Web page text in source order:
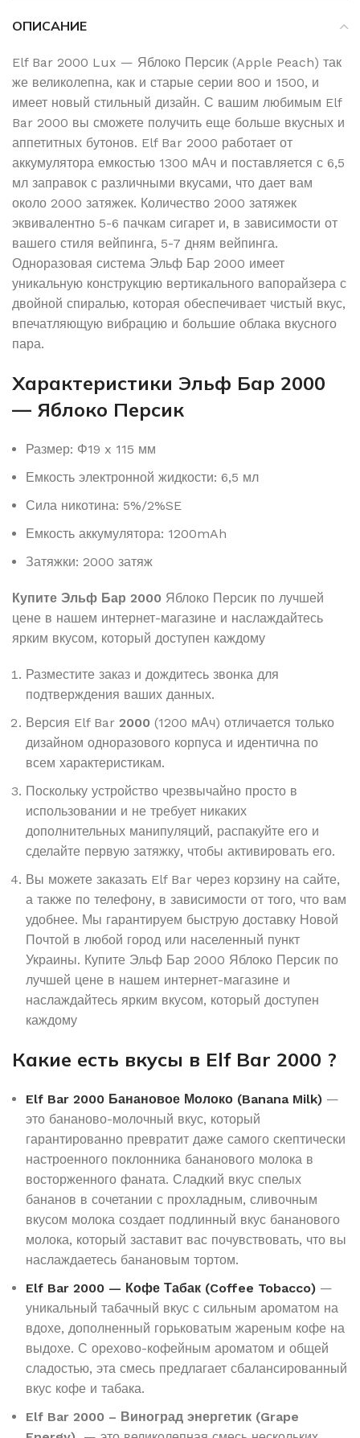
ОПИСАНИЕ
Elf Bar 2000 Lux — Яблоко Персик (Apple Peach) так
же великолепна, как и старые серии 800 и 1500, и
имеет новый стильный дизайн. С вашим любимым Elf
Bar 2000 вы сможете получить еще больше вкусных и
аппетитных бутонов. Elf Bar 2000 работает от
аккумулятора емкостью 1300 мАч и поставляется с 6,5
мл заправок с различными вкусами, что дает вам
около 2000 затяжек. Количество 2000 затяжек
эквивалентно 5-6 пачкам сигарет и, в зависимости от
вашего стиля вейпинга, 5-7 дням вейпинга.
Одноразовая система Эльф Бар 2000 имеет
уникальную конструкцию вертикального вапорайзера с
двойной спиралью, которая обеспечивает чистый вкус,
впечатляющую вибрацию и большие облака вкусного
пара.
Характеристики Эльф Бар 2000
— Яблоко Персик
Размер: Φ19 x 115 мм
Емкость электронной жидкости: 6,5 мл
Сила никотина: 5%/2%SE
Емкость аккумулятора: 1200mAh
Затяжки: 2000 затяж
Купите Эльф Бар 2000 Яблоко Персик по лучшей
цене в нашем интернет-магазине и наслаждайтесь
ярким вкусом, который доступен каждому
Разместите заказ и дождитесь звонка для
подтверждения ваших данных.
Версия Elf Bar 2000 (1200 мАч) отличается только
дизайном одноразового корпуса и идентична по
всем характеристикам.
Поскольку устройство чрезвычайно просто в
использовании и не требует никаких
дополнительных манипуляций, распакуйте его и
сделайте первую затяжку, чтобы активировать его.
Вы можете заказать Elf Bar через корзину на сайте,
а также по телефону, в зависимости от того, что вам
удобнее. Мы гарантируем быструю доставку Новой
Почтой в любой город или населенный пункт
Украины. Купите Эльф Бар 2000 Яблоко Персик по
лучшей цене в нашем интернет-магазине и
наслаждайтесь ярким вкусом, который доступен
каждому
Какие есть вкусы в Elf Bar 2000 ?
Elf Bar 2000 Банановое Молоко (Banana Milk) —
это бананово-молочный вкус, который
гарантированно превратит даже самого скептически
настроенного поклонника бананового молока в
восторженного фаната. Сладкий вкус спелых
бананов в сочетании с прохладным, сливочным
вкусом молока создает подлинный вкус бананового
молока, который заставит вас почувствовать, что вы
наслаждаетесь банановым тортом.
Elf Bar 2000 — Кофе Табак (Coffee Tobacco) —
уникальный табачный вкус с сильным ароматом на
вдохе, дополненный горьковатым жареным кофе на
выдохе. С орехово-кофейным ароматом и общей
сладостью, эта смесь предлагает сбалансированный
вкус кофе и табака.
Elf Bar 2000 – Виноград энергетик (Grape